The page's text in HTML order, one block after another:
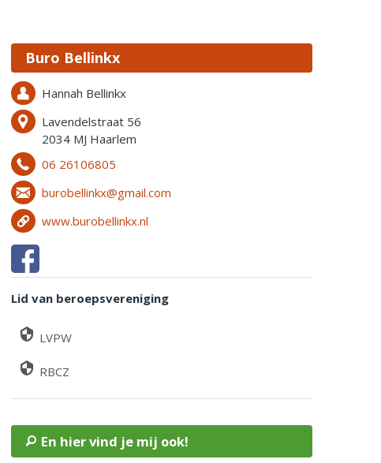
Buro Bellinkx
Hannah Bellinkx
Lavendelstraat 56
2034 MJ Haarlem
06 26106805
burobellinkx@gmail.com
www.burobellinkx.nl
Lid van beroepsvereniging
LVPW
RBCZ
En hier vind je mij ook!